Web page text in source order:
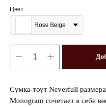
Цвет
Rose Beige
Сумка-тоут Neverfull
Monogram сочетает в себе